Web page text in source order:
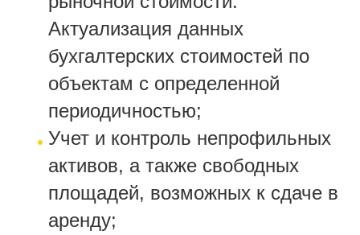
Актуализация данных
бухгалтерских стоимостей по
объектам с определенной
периодичностью;
Учет и контроль непрофильных
активов, а также свободных
площадей, возможных к сдаче в
аренду;